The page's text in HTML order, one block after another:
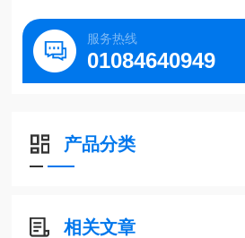
服务热线
01084640949
产品分类
相关文章